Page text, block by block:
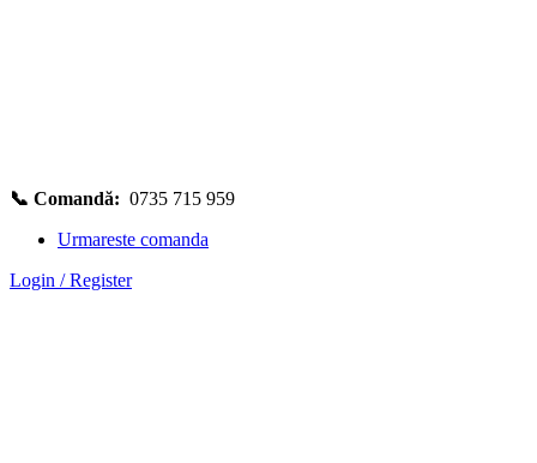
📞 Comandă: 0735 715 959
Urmareste comanda
Login / Register